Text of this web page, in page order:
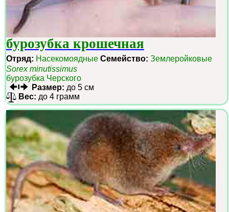
бурозубка крошечная
Отряд: Насекомоядные Семейство: Землеройковые
Sorex minutissimus
бурозубка Черского
Размер: до 5 см
Вес: до 4 грамм